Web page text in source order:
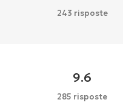
243 risposte
9.6
285 risposte